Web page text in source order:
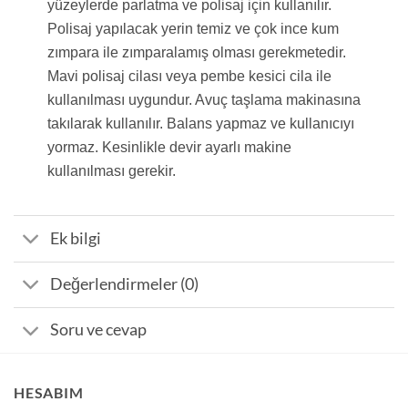
yüzeylerde parlatma ve polisaj için kullanılır.
Polisaj yapılacak yerin temiz ve çok ince kum
zımpara ile zımparalamış olması gerekmetedir.
Mavi polisaj cilası veya pembe kesici cila ile
kullanılması uygundur. Avuç taşlama makinasına
takılarak kullanılır. Balans yapmaz ve kullanıcıyı
yormaz. Kesinlikle devir ayarlı makine
kullanılması gerekir.
Ek bilgi
Değerlendirmeler (0)
Soru ve cevap
HESABIM